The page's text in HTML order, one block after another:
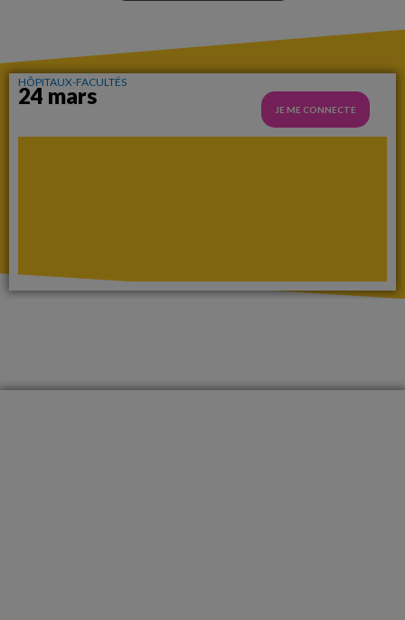
HÔPITAUX-FACULTÉS
24 mars
JE ME CONNECTE